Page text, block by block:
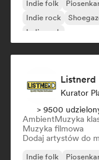
Indie folk
Indie rock
Indie rock
Listnerd
Kurator
> 9500
AmbientMuzyka
Muzyka filmowa
Dodaj artystów do
Indie folk